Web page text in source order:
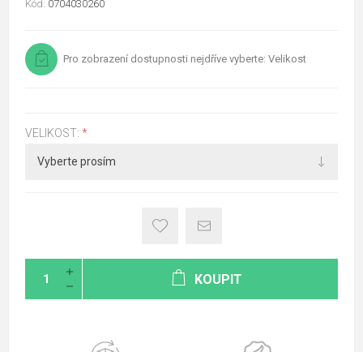
Kód: 0704030260
Pro zobrazení dostupnosti nejdříve vyberte: Velikost
VELIKOST: *
KOUPIT